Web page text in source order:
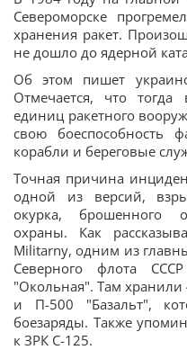
Североморске
хранения ракет.
не дошло до ядерной
Об этом пишет
Отмечается, что тогда
единиц ракетного
свою боеспособность
корабли и береговые
Точная причина
одной из версий,
окурка, брошенного
охраны. Как
Militarny, одним из
Северного флота
"Окольная". Там хранили
и П-500 "Базальт",
боезаряды. Также
к ЗРК С-125.